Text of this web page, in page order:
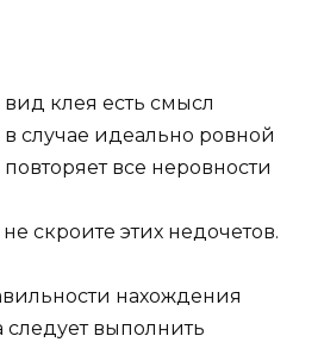
клея есть смысл
случае идеально ровной
все неровности
скроите этих недочетов.
нахождения
следует выполнить